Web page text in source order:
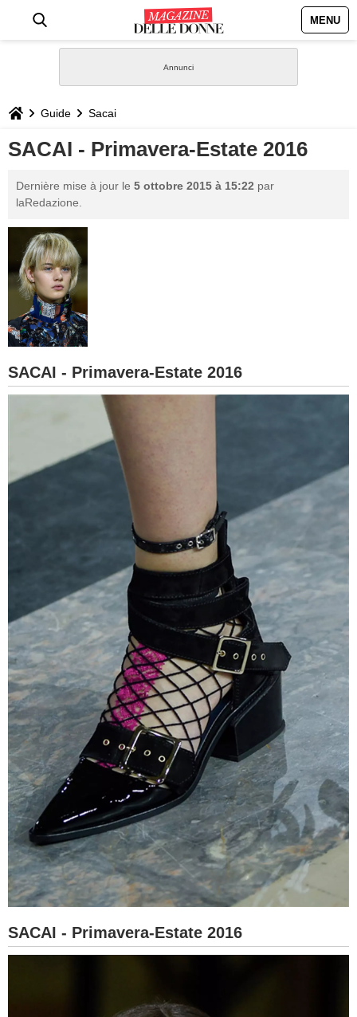
MENU
STILE
BIOGRAFIE
GASTRONOMIA
CAPELLI
SESSO
BAMBINO
GUIDE
Guide Sacai
SACAI - Primavera-Estate 2016
Dernière mise à jour le 5 ottobre 2015 à 15:22 par
laRedazione.
SACAI - Primavera-Estate 2016
SACAI - Primavera-Estate 2016